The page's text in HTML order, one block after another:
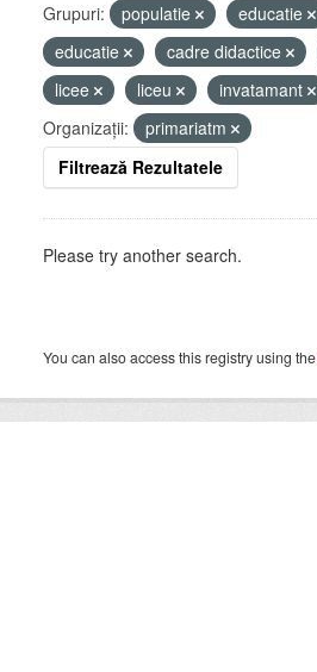
Grupuri: populatie educatie
educatie
cadre didactice
licee
liceu invatamant
Organizații:
primariatm
Filtrează Rezultatele
Please try another search.
You can also access this registry using the